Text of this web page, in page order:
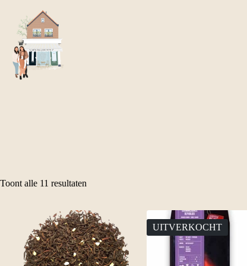
inhoud
Toont alle 11 resultaten
UITVERKOCHT